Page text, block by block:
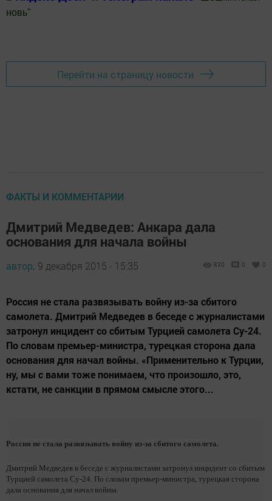
новь"
Перейти на страницу новости
ФАКТЫ И КОММЕНТАРИИ
Дмитрий Медведев: Анкара дала
основания для начала войны
автор, 9 декабря 2015 - 15:35 830 0 0
Россия не стала развязывать войну из-за сбитого
самолета. Дмитрий Медведев в беседе с журналистами
затронул инцидент со сбитым Турцией самолета Су-24.
По словам премьер-министра, турецкая сторона дала
основания для начал войны. «Применительно к Турции,
ну, мы с вами тоже понимаем, что произошло, это,
кстати, не санкции в прямом смысле этого...
Россия не стала развязывать войну из-за сбитого самолета.
Дмитрий Медведев в беседе с журналистами затронул инцидент со сбитым
Турцией самолета Су-24. По словам премьер-министра, турецкая сторона
дала основания для начал войны.